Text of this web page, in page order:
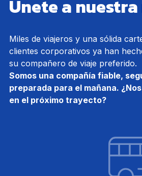
Únete a
Miles de viajeros y una sólida
clientes corporativos ya han
su compañero de viaje preferido.
Somos una compañía fiable,
preparada para el mañana.
en el próximo trayecto?